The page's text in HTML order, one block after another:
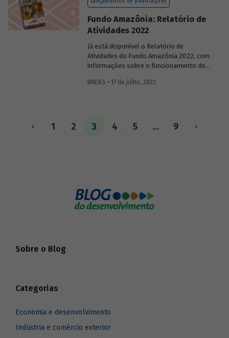
Fundo Amazônia: Relatório de
Atividades 2022
Já está disponível o Relatório de
Atividades do Fundo Amazônia 2022, com
informações sobre o funcionamento do
recursos, monitoramento e avaliação de
BNDES • 17 de julho, 2023
1 2 3 4 5 … 9
Sobre o Blog
Categorias
Economia e desenvolvimento
Indústria e comércio exterior